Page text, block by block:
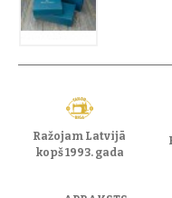
Ražojam Latvijā
kopš 1993. gada